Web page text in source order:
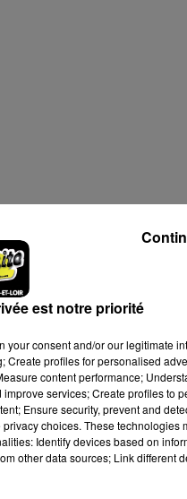
est notre priorité
consent and/or our legitimate
profiles for personalised
content performance;
services; Create profiles to
Ensure security, prevent and
choices. These technologies
Identify devices based on
other data sources; Link different